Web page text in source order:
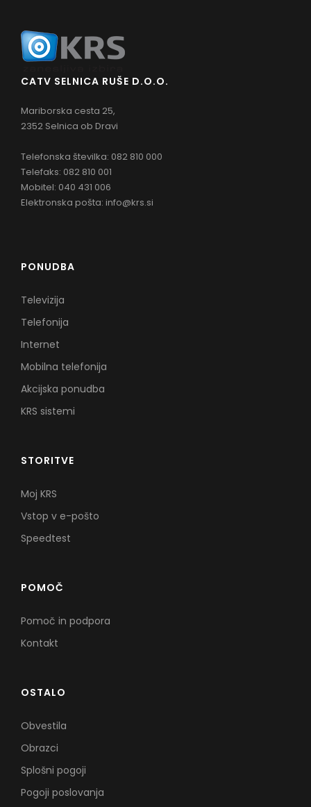
CATV SELNICA RUŠE D.O.O.
Mariborska cesta 25,
2352 Selnica ob Dravi
Telefonska številka: 082 810 000
Telefaks: 082 810 001
Mobitel: 040 431 006
Elektronska pošta: info@krs.si
PONUDBA
Televizija
Telefonija
Internet
Mobilna telefonija
Akcijska ponudba
KRS sistemi
STORITVE
Moj KRS
Vstop v e-pošto
Speedtest
POMOČ
Pomoč in podpora
Kontakt
OSTALO
Obvestila
Obrazci
Splošni pogoji
Pogoji poslovanja